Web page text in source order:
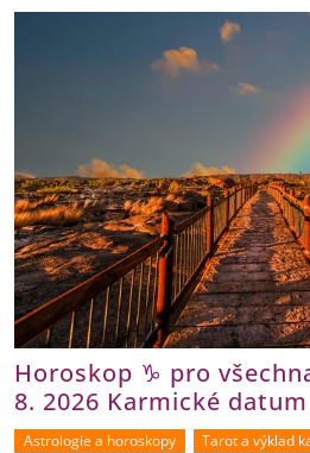
Horoskop ♑ pro
8. 2026 Karmické datum
Astrologie a horoskopy Tarot a výklad